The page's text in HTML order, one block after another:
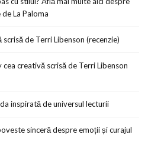
La Paloma
scrisă de Terri Libenson (recenzie)
cea creativă scrisă de Terri Libenson
inspirată de universul lecturii
sinceră despre emoții și curajul